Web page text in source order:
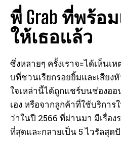
พี่ Grab ที่พร้อ
ให้เธอแล้ว
ซึ่งหลายๆ ครั้งเราจะได้เห็น
บที่ชวนเรียกรอยยิ้มและเสียง
ใจเหล่านี้ได้ถูกแชร์บนช่องอ
เอง หรือจากลูกค้าที่ใช้บริกา
ว่าในปี 2566 ที่ผ่านมา มีเรื่อ
ที่สุดและกลายเป็น 5 ไวรัลสุด